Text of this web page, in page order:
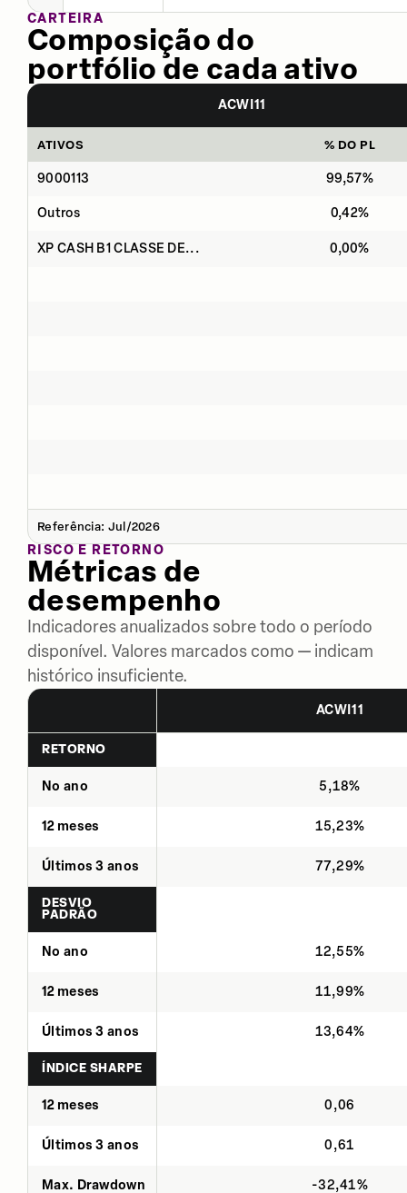
CARTEIRA
Composição do
portfólio de cada ativo
ACWI11
ATIVOS % DO PL
9000113 99,57%
Outros 0,42%
XP CASH B1 CLASSE DE... 0,00%
Referência: Jul/2026
RISCO E RETORNO
Métricas de
desempenho
Indicadores anualizados sobre todo o período
disponível. Valores marcados como — indicam
histórico insuficiente.
ACWI11
RETORNO
No ano 5,18%
12 meses 15,23%
Últimos 3 anos 77,29%
DESVIO
PADRÃO
No ano 12,55%
12 meses 11,99%
Últimos 3 anos 13,64%
ÍNDICE SHARPE
12 meses 0,06
Últimos 3 anos 0,61
Max. Drawdown -32,41%